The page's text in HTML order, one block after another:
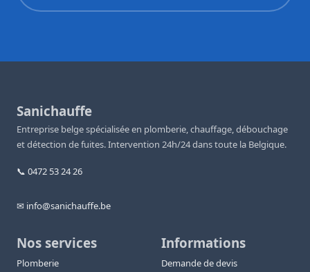
Sanichauffe
Entreprise belge spécialisée en plomberie, chauffage, débouchage
et détection de fuites. Intervention 24h/24 dans toute la Belgique.
📞 0472 53 24 26
✉ info@sanichauffe.be
Nos services
Plomberie
Informations
Demande de devis